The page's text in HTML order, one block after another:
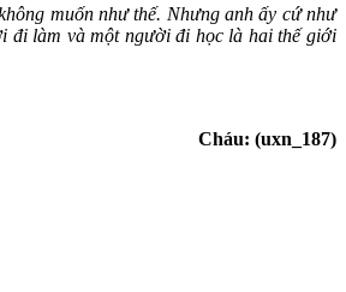
muốn như thế. Nhưng anh ấy cứ như
đi làm và một người đi học là hai thế giới
Cháu: (uxn_187)